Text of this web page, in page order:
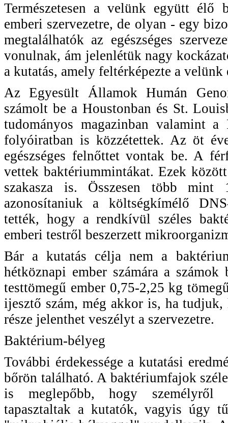
Természetesen a velünk együtt élő
emberi szervezetre, de olyan - egy
megtalálhatók az egészséges
vonulnak, ám jelenlétük nagy
a kutatás, amely feltérképezte a
Az Egyesült Államok Humán
számolt be a Houstonban és St.
tudományos magazinban valamint
folyóiratban is közzétettek. Az öt
egészséges felnőttet vontak be. A
vettek baktériummintákat. Ezek
szakasza is. Összesen több
azonosítaniuk a költségkímélő
tették, hogy a rendkívül széles
emberi testről beszerzett
Bár a kutatás célja nem a
hétköznapi ember számára a
testtömegű ember 0,75-2,25 kg
ijesztő szám, még akkor is, ha tudjuk,
része jelenthet veszélyt a szervezetre.
Baktérium-bélyeg
További érdekessége a kutatási
bőrön található. A baktériumfajok
is meglepőbb, hogy személyről
tapasztaltak a kutatók, vagyis úgy